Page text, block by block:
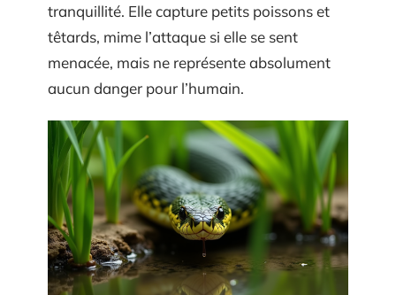
tranquillité. Elle capture petits poissons et
têtards, mime l’attaque si elle se sent
menacée, mais ne représente absolument
aucun danger pour l’humain.